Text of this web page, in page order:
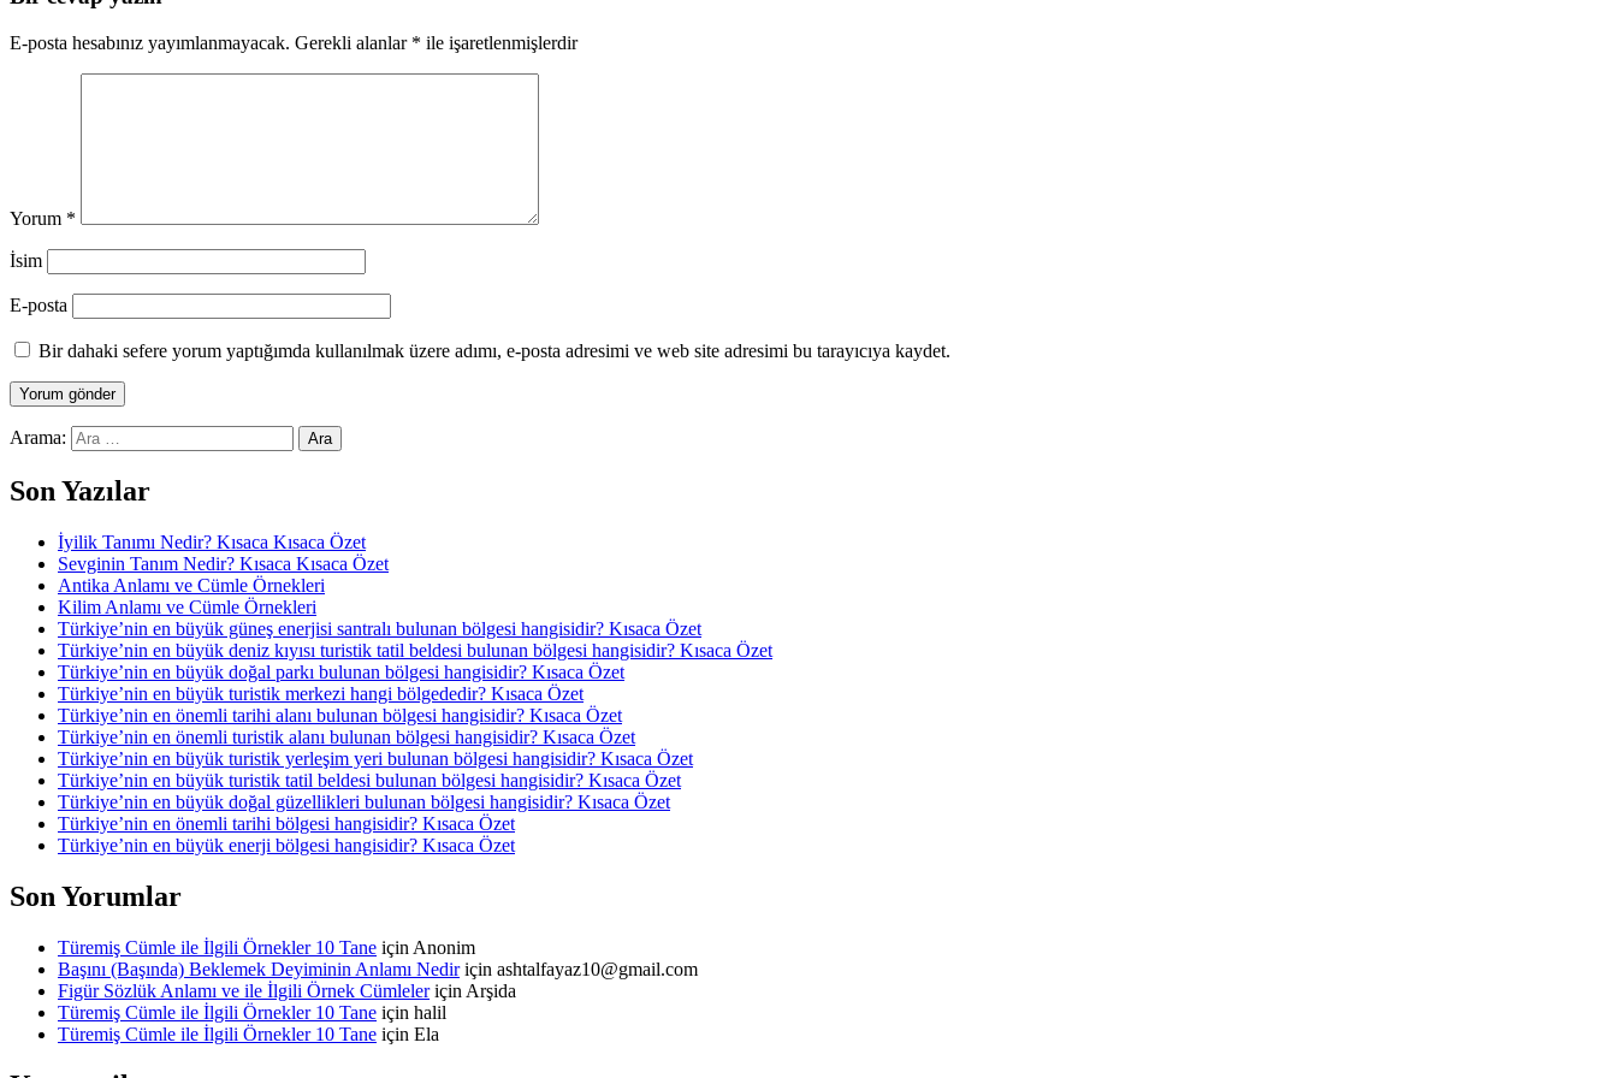
E-posta hesabınız yayımlanmayacak. Gerekli alanlar * ile işaretlenmişlerdir
Yorum *
İsim
E-posta
Bir dahaki sefere yorum yaptığımda kullanılmak üzere adımı, e-posta adresimi ve web site adresimi bu tarayıcıya kaydet.
Arama:
Son Yazılar
İyilik Tanımı Nedir? Kısaca Kısaca Özet
Sevginin Tanım Nedir? Kısaca Kısaca Özet
Antika Anlamı ve Cümle Örnekleri
Kilim Anlamı ve Cümle Örnekleri
Türkiye’nin en büyük güneş enerjisi santralı bulunan bölgesi hangisidir? Kısaca Özet
Türkiye’nin en büyük deniz kıyısı turistik tatil beldesi bulunan bölgesi hangisidir? Kısaca Özet
Türkiye’nin en büyük doğal parkı bulunan bölgesi hangisidir? Kısaca Özet
Türkiye’nin en büyük turistik merkezi hangi bölgededir? Kısaca Özet
Türkiye’nin en önemli tarihi alanı bulunan bölgesi hangisidir? Kısaca Özet
Türkiye’nin en önemli turistik alanı bulunan bölgesi hangisidir? Kısaca Özet
Türkiye’nin en büyük turistik yerleşim yeri bulunan bölgesi hangisidir? Kısaca Özet
Türkiye’nin en büyük turistik tatil beldesi bulunan bölgesi hangisidir? Kısaca Özet
Türkiye’nin en büyük doğal güzellikleri bulunan bölgesi hangisidir? Kısaca Özet
Türkiye’nin en önemli tarihi bölgesi hangisidir? Kısaca Özet
Türkiye’nin en büyük enerji bölgesi hangisidir? Kısaca Özet
Son Yorumlar
Türemiş Cümle ile İlgili Örnekler 10 Tane için Anonim
Başını (Başında) Beklemek Deyiminin Anlamı Nediriçin ashtalfayaz10@gmail.com
Figür Sözlük Anlamı ve ile İlgili Örnek Cümleleriçin Arşida
Türemiş Cümle ile İlgili Örnekler 10 Tane için halil
Türemiş Cümle ile İlgili Örnekler 10 Tane için Ela